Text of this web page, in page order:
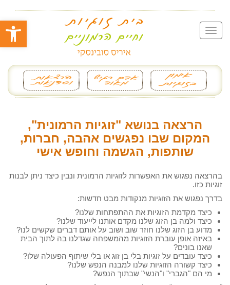
פתח
הרצאה בנושא "זוגיות הרמונית",
המקום שבו נפגשים אהבה, חברות,
שותפות, הגשמה וחופש אישי
בהרצאה נפגוש את האפשרות לזוגיות הרמונית ונבין כיצד ניתן לבנות
זוגיות כזו.
בדרך נפגוש את הזוגיות מנקודות מבט חדשות:
כיצד מקדמת הזוגיות את ההתפתחות שלנו?
כיצד ולמה בן הזוג שלנו מקדם אותנו לייעוד שלנו?
מדוע בן הזוג שלנו חוזר שוב ושוב על אותם דברים שקשים לנו?
באיזה אופן עוברת הזוגיות מהמשפחה שגדלנו בה לתוך הבית
שאנו בונים?
כיצד עובדים על זוגיות בלי בן זוג או בלי שיתוף הפעולה שלו?
כיצד קשורה הזוגיות שלנו למבנה הנפש שלנו?
מי הם "הגברי" ו"הנשי" שבתוך הנפש?